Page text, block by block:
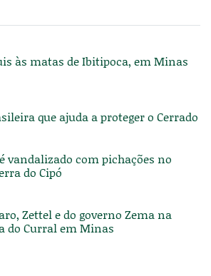
às matas de Ibitipoca, em Minas
que ajuda a proteger o Cerrado
vandalizado com pichações no
do Cipó
Zettel e do governo Zema na
do Curral em Minas